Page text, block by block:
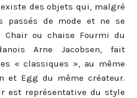
des objets qui, malgré
passés de mode et ne se
Chair ou chaise Fourmi du
Arne Jacobsen, fait
« classiques », au même
et Egg du même créateur.
est représentative du style